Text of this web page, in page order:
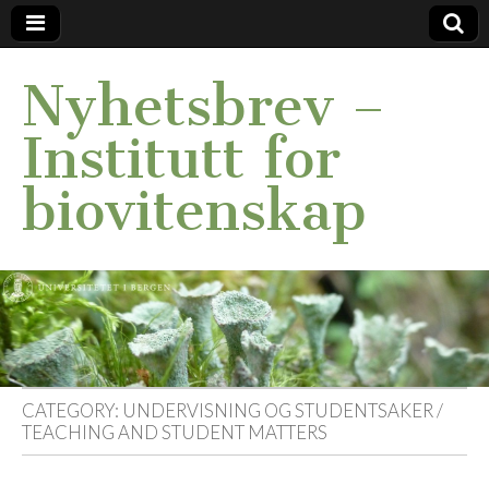
Nyhetsbrev –
Institutt for
biovitenskap
CATEGORY: UNDERVISNING OG STUDENTSAKER /
TEACHING AND STUDENT MATTERS